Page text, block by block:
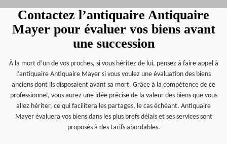
Contactez l’antiquaire Antiquaire
Mayer pour évaluer vos biens avant
une succession
À la mort d’un de vos proches, si vous héritez de lui, pensez à faire appel à
l’antiquaire Antiquaire Mayer si vous voulez une évaluation des biens
anciens dont ils disposaient avant sa mort. Grâce à la compétence de ce
professionnel, vous aurez une idée précise de la valeur des biens que vous
allez hériter, ce qui facilitera les partages, le cas échéant. Antiquaire
Mayer évaluera vos biens dans les plus brefs délais et ses services sont
proposés à des tarifs abordables.